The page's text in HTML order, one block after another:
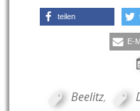
teilen
E-
Beelitz,